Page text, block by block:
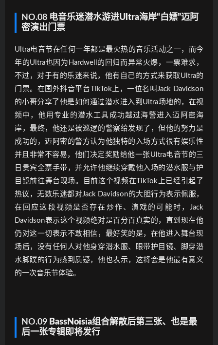
NO.08 电音乐迷潜水游进Ultra海岸“白嫖”迈阿
密演出门票
Ultra电音节在任何一年都是最火热的音乐活动之一，而今
年的Ultra也因为Hardwell的回归而异常火爆，一票难求，
不过，对于有的乐迷来说，他有自己的方式来获取Ultra的
门票。在国外抖音平台TikTok上，一位名叫Jack Davidson
的小哥分享了他是如何通过潜水进入到Ultra场地的，在视
频中，他用专业的潜水工具成功越过海警进入迈阿密海
岸，最终，他还是被巡逻的警察给发现了，但他的努力是
成功的，迈阿密的警方认为他独特的入场方式很有娱乐性
并且非常不容易，他们决定奖励给他一张Ultra电音节的三
日贵宾全票手带，并允许他继续穿戴他入场的潜水服与护
目镜前往舞台现场。目前这个视频在TikTok上已经引起了
热议，无数乐迷都对Jack Davidson的大胆行为表示佩服，
在回应这段视频是否存在炒作、演戏的可能时，Jack
Davidson表示这个视频绝对是百分百真实的，直到现在他
仍对这一切表示不敢相信，最好笑的是，在他进入舞台现
场后，没有任何人对他身穿潜水服、眼带护目镜、脚穿潜
水脚蹼的行为感到质疑，他也表示，这将会是他最有意义
的一次音乐节体验。
NO.09 BassNoisia组合解散后第三张、 也是最
后一张专辑即将发行